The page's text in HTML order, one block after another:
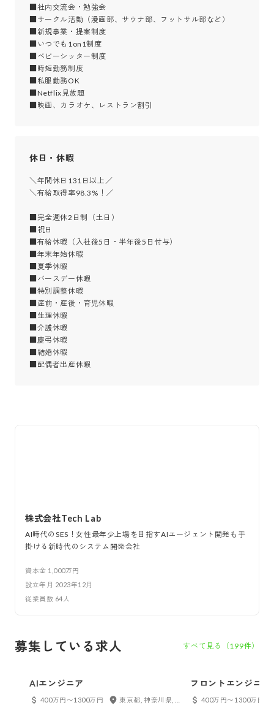
■社内交流会・勉強会
■サークル活動（漫画部、サウナ部、フットサル部など）
■新規事業・提案制度
■いつでも1on1制度
■ベビーシッター制度
■時短勤務制度
■私服勤務OK
■Netflix見放題
■映画、カラオケ、レストラン割引
休日・休暇
＼年間休日131日以上／
＼有給取得率98.3%！／
■完全週休2日制（土日）
■祝日
■有給休暇（入社後5日・半年後5日付与）
■年末年始休暇
■夏季休暇
■バースデー休暇
■特別調整休暇
■産前・産後・育児休暇
■生理休暇
■介護休暇
■慶弔休暇
■結婚休暇
■配偶者出産休暇
株式会社Tech Lab
AI時代のSES！女性最年少上場を目指すAIエージェント開発も手
掛ける新時代のシステム開発会社
資本金 1,000万円
設立年月 2023年12月
従業員数 64 人
募集している求人 すべて見る（199件）
AIエンジニア
400万円〜1300万円
フロントエンジニア
400万円〜1300万円